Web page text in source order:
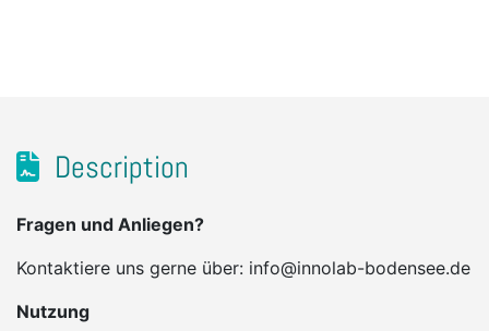
Description
Fragen und Anliegen?
Kontaktiere uns gerne über: info@innolab-bodensee.de
Nutzung